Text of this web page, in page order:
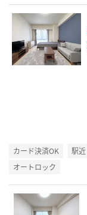
カード決済OK 駅近
オートロック